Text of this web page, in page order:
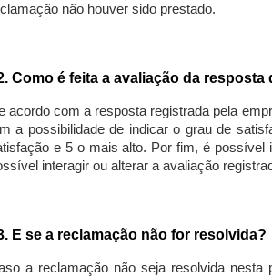
não houver sido prestado.
Como é feita a avaliação da resposta
acordo com a resposta registrada pela
a possibilidade de indicar o grau de
e 5 o mais alto. Por fim, é possível
interagir ou alterar a avaliação
E se a reclamação não for resolvida?
a reclamação não seja resolvida nesta